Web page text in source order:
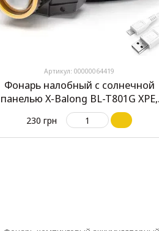
Артикул: 00000064419
Фонарь налобный с солнечной
панелью X-Balong BL-T801G XPE,
сенсор, зум
230 грн